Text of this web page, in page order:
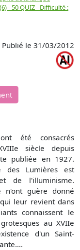
- 50 QUIZ - Difficulté :
Publié le 31/03/2012
été consacrés
siècle depuis
publiée en 1927.
des Lumières est
de l'illuminisme.
n'ont guère donné
leur revient dans
connaissent le
au XVIIe
d'un Saint-